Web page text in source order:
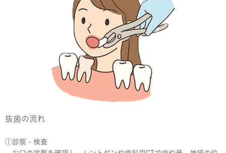
抜歯の流れ
①診察・検査